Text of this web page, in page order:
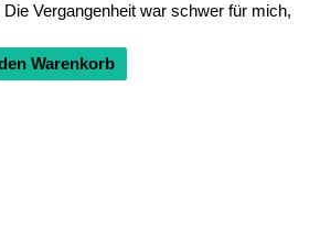
Die Vergangenheit war schwer für mich,
Warenkorb